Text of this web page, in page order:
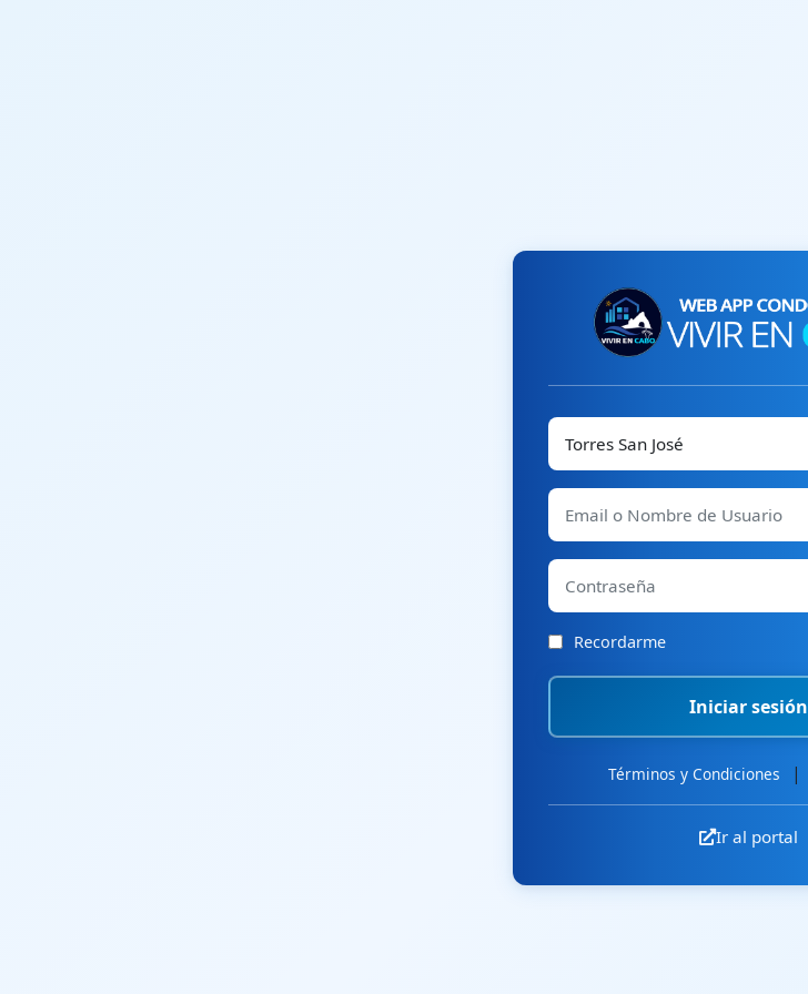
Recordarme
Iniciar sesión
Términos y Condiciones |
Ir al portal